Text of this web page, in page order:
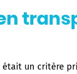
un critère